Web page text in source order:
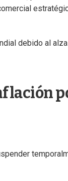
debido al